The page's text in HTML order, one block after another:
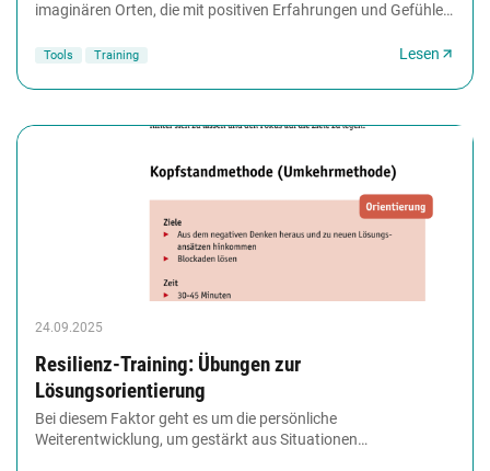
imaginären Orten, die mit positiven Erfahrungen und Gefühlen
Tools Training Lesen
24.09.2025
Resilienz-Training: Übungen zur
Lösungsorientierung
Bei diesem Faktor geht es um die persönliche
Weiterentwicklung, um gestärkt aus Situationen